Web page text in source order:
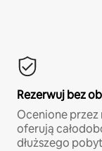
Rezerwuj bez
Ocenione przez
oferują
dłuższego